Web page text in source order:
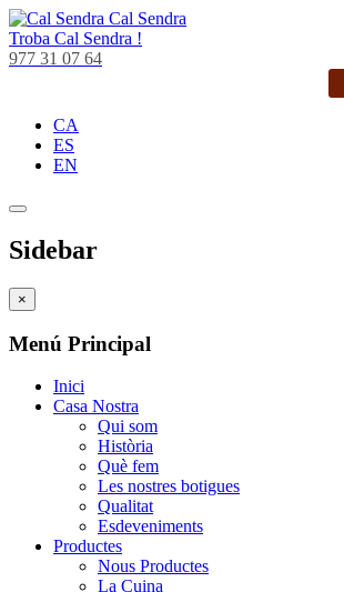
Cal Sendra
Troba Cal Sendra !
977 31 07 64
CA
ES
EN
Sidebar
×
Menú Principal
Inici
Casa Nostra
Qui som
Història
Què fem
Les nostres botigues
Qualitat
Esdeveniments
Productes
Nous Productes
La Cuina